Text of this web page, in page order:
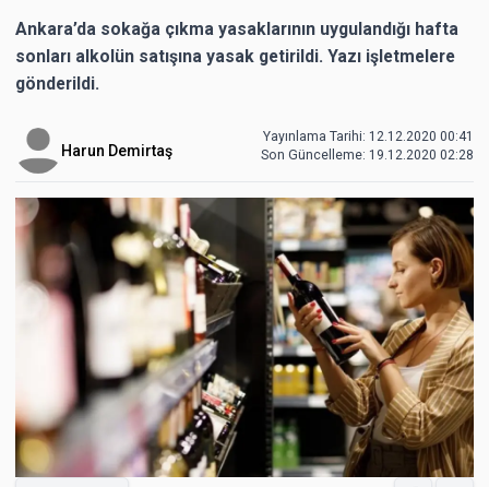
Ankara’da sokağa çıkma yasaklarının uygulandığı hafta
sonları alkolün satışına yasak getirildi. Yazı işletmelere
gönderildi.
Harun Demirtaş
Yayınlama Tarihi: 12.12.2020 00:41
Son Güncelleme: 19.12.2020 02:28